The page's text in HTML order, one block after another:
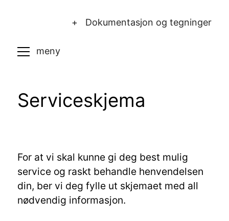
+ Dokumentasjon og tegninger
Serviceskjema
For at vi skal kunne gi deg best mulig
service og raskt behandle henvendelsen
din, ber vi deg fylle ut skjemaet med all
nødvendig informasjon.